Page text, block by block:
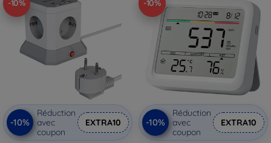
-10%
-10%
Réduction
avec
coupon
EXTRA10
-10%
-10%
Réduction
avec
coupon
EXTRA10